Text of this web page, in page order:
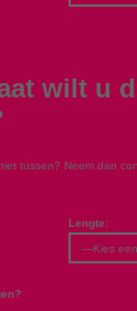
wilt u
tussen? Neem dan
Lengte: